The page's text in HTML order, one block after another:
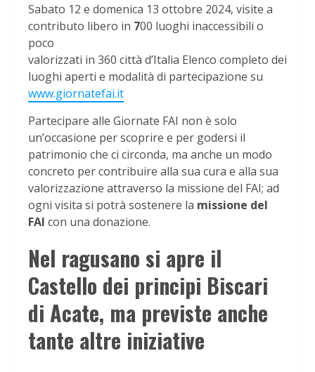
Sabato 12 e domenica 13 ottobre 2024, visite a
contributo libero in 700 luoghi inaccessibili o
poco
valorizzati in 360 città d’Italia Elenco completo dei
luoghi aperti e modalità di partecipazione su
www.giornatefai.it
Partecipare alle Giornate FAI non è solo
un’occasione per scoprire e per godersi il
patrimonio che ci circonda, ma anche un modo
concreto per contribuire alla sua cura e alla sua
valorizzazione attraverso la missione del FAI; ad
ogni visita si potrà sostenere la missione del
FAI con una donazione.
Nel ragusano si apre il
Castello dei principi Biscari
di Acate, ma previste anche
tante altre iniziative